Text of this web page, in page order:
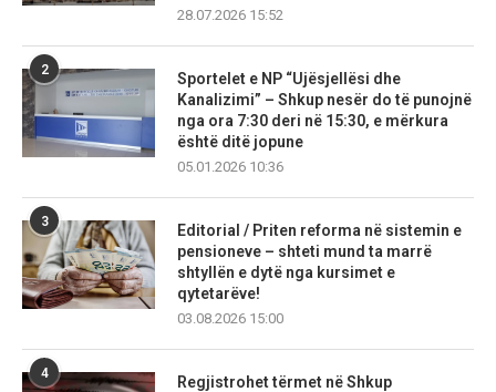
28.07.2026 15:52
2
Sportelet e NP “Ujësjellësi dhe
Kanalizimi” – Shkup nesër do të punojnë
nga ora 7:30 deri në 15:30, e mërkura
është ditë jopune
05.01.2026 10:36
3
Editorial / Priten reforma në sistemin e
pensioneve – shteti mund ta marrë
shtyllën e dytë nga kursimet e
qytetarëve!
03.08.2026 15:00
4
Regjistrohet tërmet në Shkup